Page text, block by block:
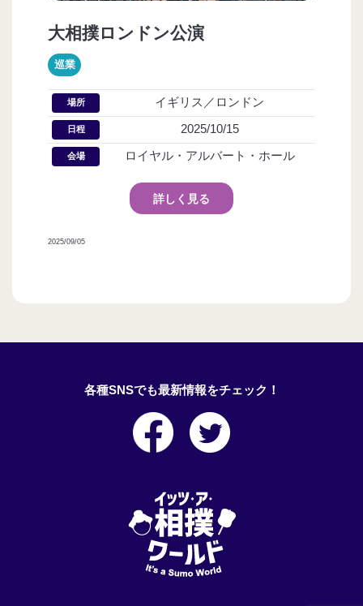
大相撲ロンドン公演
巡業
場所 イギリス／ロンドン
日程 2025/10/15
会場 ロイヤル・アルバート・ホール
詳しく見る
2025/09/05
各種SNSでも最新情報をチェック！